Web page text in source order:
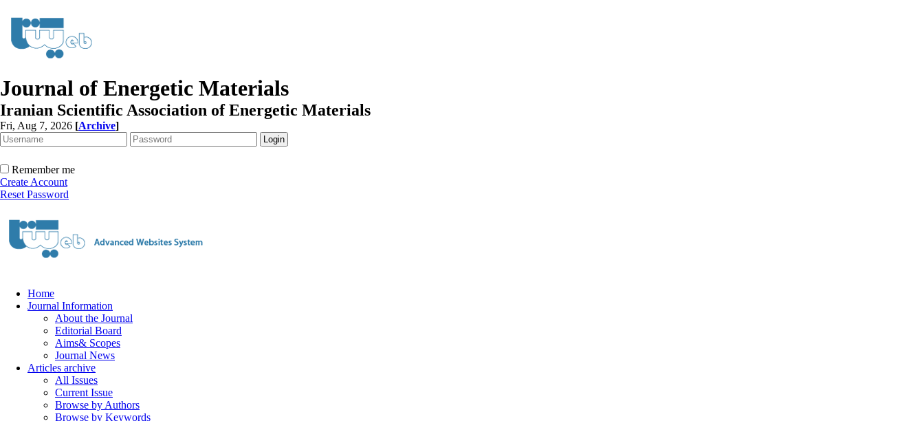
Journal of Energetic Materials
Iranian Scientific Association of Energetic Materials
Fri, Aug 7, 2026 [Archive]
Remember me
Create Account
Reset Password
Home
Journal Information
About the Journal
Editorial Board
Aims& Scopes
Journal News
Articles archive
All Issues
Current Issue
Browse by Authors
Browse by Keywords